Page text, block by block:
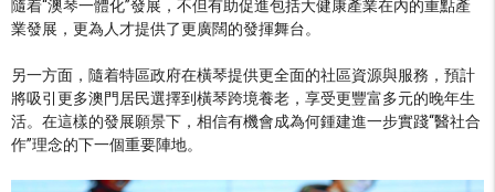
隨着“澳琴一體化”發展，不但有助促進包括大健康產業在內的重點產
業發展，更為人才提供了更廣闊的發揮舞台。
另一方面，隨着特區政府在橫琴提供更全面的社區資源與服務，預計
將吸引更多澳門居民選擇到橫琴跨境養老，享受更豐富多元的晚年生
活。在這樣的發展願景下，相信有機會成為何鍾建進一步實踐“醫社合
作”理念的下一個重要陣地。